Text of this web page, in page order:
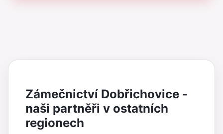
Zámečnictví Dobřichovice -
naši partněři v ostatních
regionech